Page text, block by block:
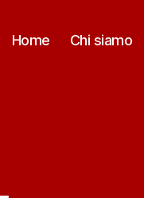
Home Chi siamo